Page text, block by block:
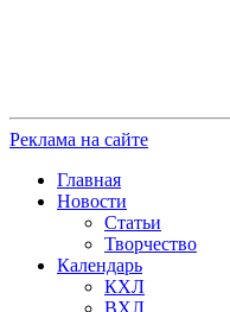
Реклама на сайте
Главная
Новости
Статьи
Творчество
Календарь
КХЛ
ВХЛ